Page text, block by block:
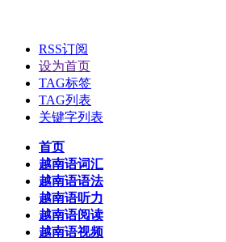
RSS订阅
设为首页
TAG标签
TAG列表
关键字列表
首页
越南语词汇
越南语语法
越南语听力
越南语阅读
越南语视频